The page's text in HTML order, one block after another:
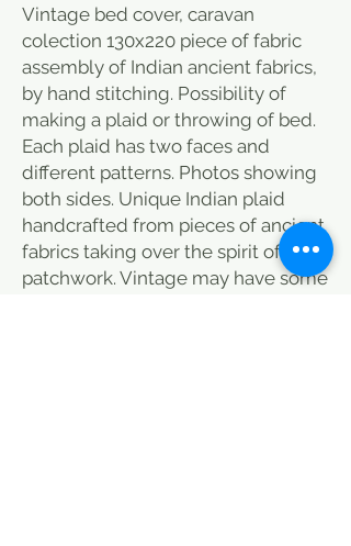
Vintage bed cover, caravan
colection 130x220 piece of fabric
assembly of Indian ancient fabrics,
by hand stitching. Possibility of
making a plaid or throwing of bed.
Each plaid has two faces and
different patterns. Photos showing
both sides. Unique Indian plaid
handcrafted from pieces of ancient
fabrics taking over the spirit of
patchwork. Vintage may have some